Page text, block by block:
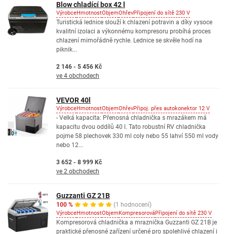
Blow chladící box 42 l
VýrobceHmotnostObjemOhřevPřipojení do sítě 230 V
Turistická lednice slouží k chlazení potravin a díky vysoce
kvalitní izolaci a výkonnému kompresoru probíhá proces
chlazení mimořádně rychle. Lednice se skvěle hodí na
piknik...
2 146 - 5 456 Kč
ve 4 obchodech
VEVOR 40l
VýrobceHmotnostObjemOhřevPřipoj. přes autokonektor 12 V
- Velká kapacita: Přenosná chladnička s mrazákem má
kapacitu dvou oddílů 40 l. Tato robustní RV chladnička
pojme 58 plechovek 330 ml coly nebo 55 lahví 550 ml vody
nebo 12...
3 652 - 8 999 Kč
ve 2 obchodech
Guzzanti GZ 21B
100 % (1 hodnocení)
VýrobceHmotnostObjemKompresorováPřipojení do sítě 230 V
Kompresorová chladnička a mraznička Guzzanti GZ 21B je
praktické přenosné zařízení určené pro spolehlivé chlazení i